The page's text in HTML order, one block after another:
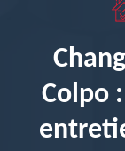
Colpo